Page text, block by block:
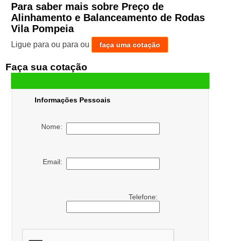
Para saber mais sobre Preço de
Alinhamento e Balanceamento de Rodas
Vila Pompeia
Ligue para ou para ou faça uma cotação
Faça sua cotação
Informações Pessoais
Nome:
Email:
Telefone: